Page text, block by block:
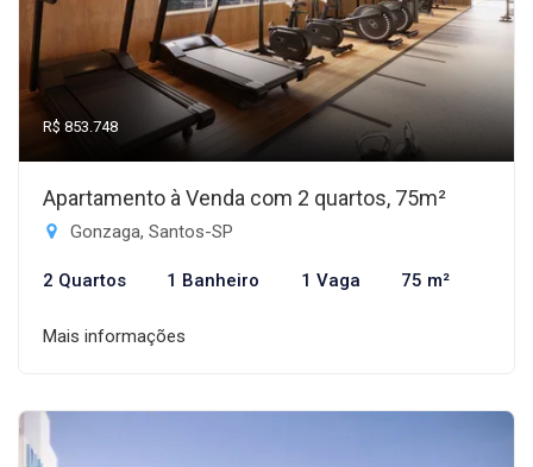
R$ 853.748
Apartamento à Venda com 2 quartos, 75m²
Gonzaga, Santos-SP
2 Quartos 1 Banheiro 1 Vaga 75 m²
Mais informações